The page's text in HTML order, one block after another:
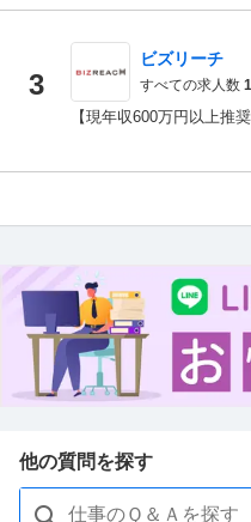
3
ビズリーチ
すべての求人数
【現年収600万円以上推
他の質問を探す